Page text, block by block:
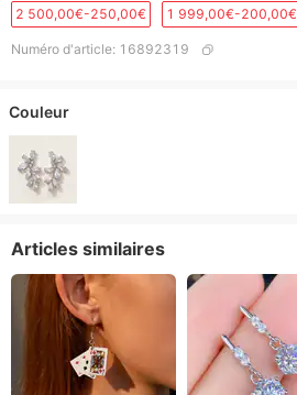
2 500,00€-250,00€ 1 999,00€-200,00€
Numéro d'article: 16892319
Couleur
Articles similaires